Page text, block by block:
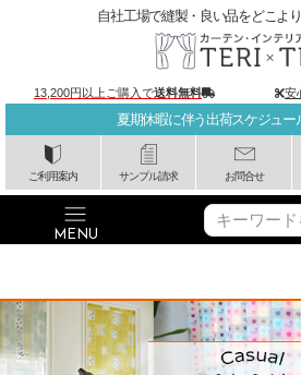
夏期休暇に伴う出荷スケジュー
ご利用案内 サンプル請求 お問合せ
自社工場で縫製・良い品をどこよ
13,200円以上ご購入で送料無料 安